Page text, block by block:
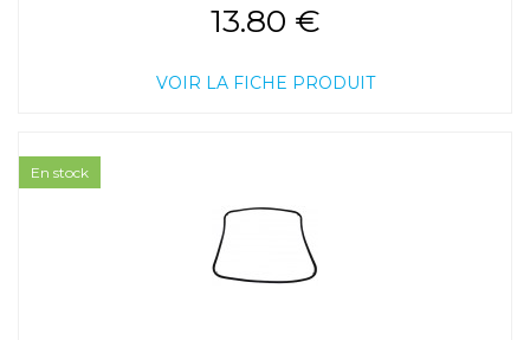
13.80 €
VOIR LA FICHE PRODUIT
En stock